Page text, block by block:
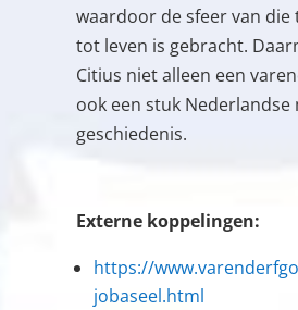
waardoor de sfeer van
tot leven is gebracht.
Citius niet alleen een
ook een stuk
geschiedenis.
Externe koppelingen:
https://
jobaseel.html